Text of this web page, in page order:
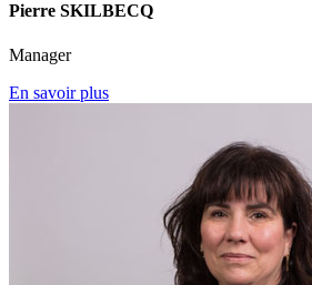
Pierre SKILBECQ
Manager
En savoir plus